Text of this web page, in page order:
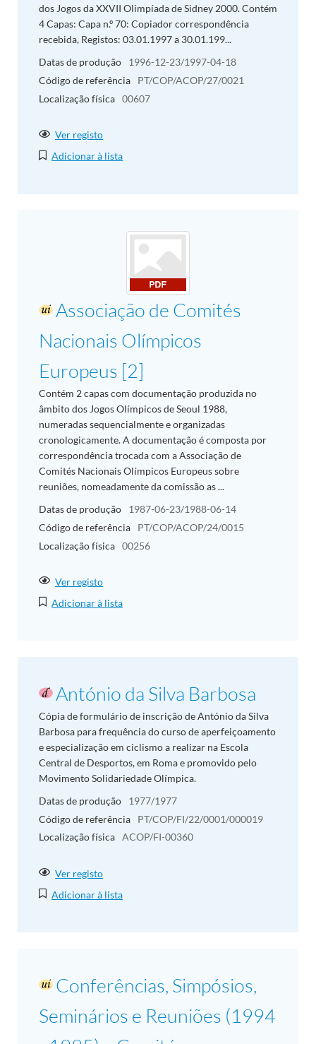
dos Jogos da XXVII Olimpíada de Sidney 2000. Contém
4 Capas: Capa n.º 70: Copiador correspondência
recebida, Registos: 03.01.1997 a 30.01.199...
Datas de produção
1996-12-23/1997-04-18
Código de referência
PT/COP/ACOP/27/0021
Localização física 00607
Ver registo
Adicionar à lista
Associação de Comités
Nacionais Olímpicos
Europeus [2]
Contém 2 capas com documentação produzida no
âmbito dos Jogos Olímpicos de Seoul 1988,
numeradas sequencialmente e organizadas
cronologicamente. A documentação é composta por
correspondência trocada com a Associação de
Comités Nacionais Olímpicos Europeus sobre
reuniões, nomeadamente da comissão as ...
Datas de produção
1987-06-23/1988-06-14
Código de referência
PT/COP/ACOP/24/0015
Localização física 00256
Ver registo
Adicionar à lista
António da Silva Barbosa
Cópia de formulário de inscrição de António da Silva
Barbosa para frequência do curso de aperfeiçoamento
e especialização em ciclismo a realizar na Escola
Central de Desportos, em Roma e promovido pelo
Movimento Solidariedade Olímpica.
Datas de produção
1977/1977
Código de referência
PT/COP/FI/22/0001/000019
Localização física ACOP/FI-00360
Ver registo
Adicionar à lista
Conferências, Simpósios,
Seminários e Reuniões (1994